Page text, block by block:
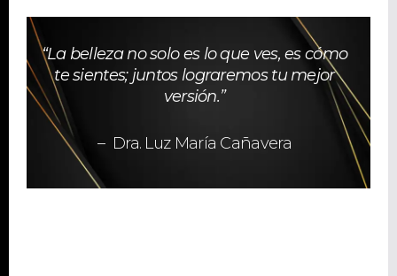
“La belleza no solo es lo que ves, es cómo
te sientes; juntos lograremos tu mejor
versión.”
– Dra. Luz María Cañavera